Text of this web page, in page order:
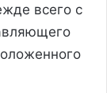
всего с